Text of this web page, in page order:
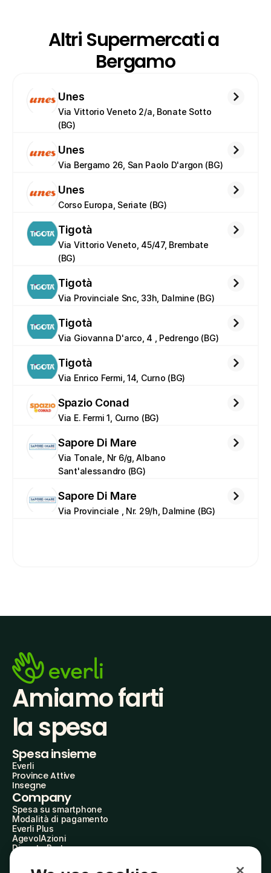
Altri Supermercati a
Bergamo
Unes
Via Vittorio Veneto 2/a, Bonate Sotto
(BG)
Unes
Via Bergamo 26, San Paolo D'argon (BG)
Unes
Corso Europa, Seriate (BG)
Tigotà
Via Vittorio Veneto, 45/47, Brembate
(BG)
Tigotà
Via Provinciale Snc, 33h, Dalmine (BG)
Tigotà
Via Giovanna D'arco, 4 , Pedrengo (BG)
Tigotà
Via Enrico Fermi, 14, Curno (BG)
Spazio Conad
Via E. Fermi 1, Curno (BG)
Sapore Di Mare
Via Tonale, Nr 6/g, Albano
Sant'alessandro (BG)
Sapore Di Mare
Via Provinciale , Nr. 29/h, Dalmine (BG)
Amiamo farti
la spesa
Spesa insieme
Everli
Province Attive
Insegne
Company
Spesa su smartphone
Modalità di pagamento
Everli Plus
AgevolAzioni
Diventa Partner
Everli Shoppers